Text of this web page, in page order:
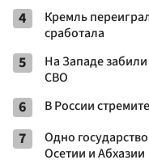
4
Кремль
сработала
5
На Западе
СВО
6 В России
7
Одно
Осетии и Абхазии